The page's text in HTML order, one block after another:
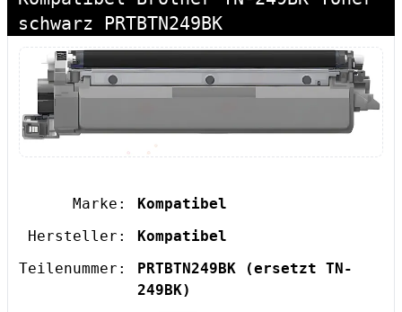
schwarz PRTBTN249BK
Marke:
Kompatibel
Hersteller:
Kompatibel
Teilenummer:
PRTBTN249BK
(ersetzt TN-
249BK)